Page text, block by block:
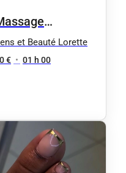
1h
et Beauté Lorette
€ • 01 h 00